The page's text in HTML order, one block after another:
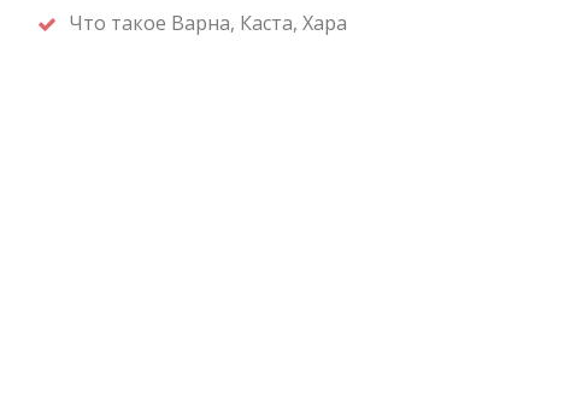
Что такое Варна, Каста, Хара